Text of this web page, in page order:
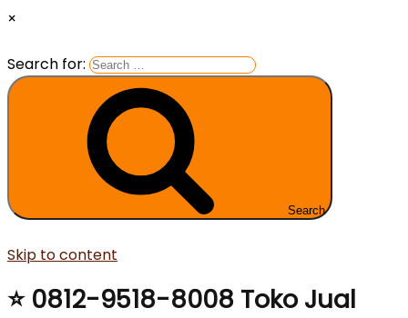
×
Search for:
Search
Skip to content
⭐ 0812-9518-8008 Toko Jual